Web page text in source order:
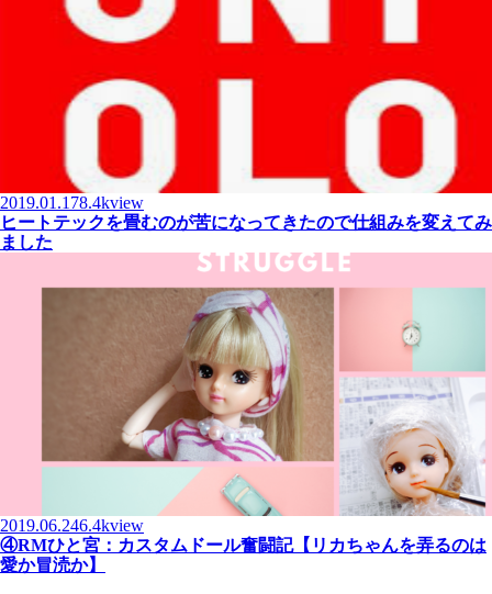
2019.01.178.4kview
ヒートテックを畳むのが苦になってきたので仕組みを変えてみ
ました
2019.06.246.4kview
④RMひと宮：カスタムドール奮闘記【リカちゃんを弄るのは
愛か冒涜か】